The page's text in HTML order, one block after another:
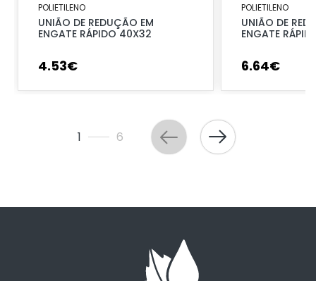
POLIETILENO
UNIÃO DE REDUÇÃO EM
ENGATE RÁPIDO 40X32
4.53€
POLIETILENO
UNIÃO DE
ENGATE
6.64€
1 6